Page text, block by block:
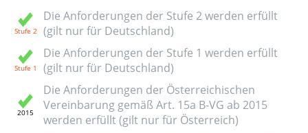
Die Anforderungen der Stufe 2 werden erfüllt
(gilt nur für Deutschland)
Die Anforderungen der Stufe 1 werden erfüllt
(gilt nur für Deutschland)
Die Anforderungen der Österreichischen
Vereinbarung gemäß Art. 15a B-VG ab 2015
werden erfüllt (gilt nur für Österreich)